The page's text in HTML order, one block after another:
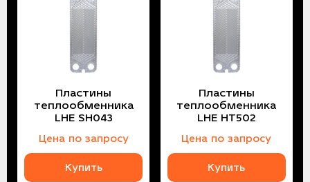
Пластины
теплообменника
LHE SH043
Цена по запросу
Купить
Пластины
теплообменника
LHE HT502
Цена по запросу
Купить